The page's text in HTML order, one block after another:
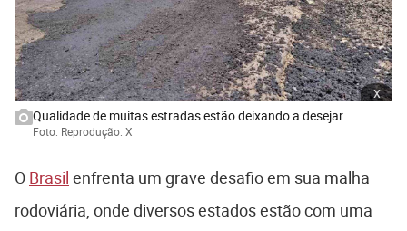
x
Qualidade de muitas estradas estão deixando a desejar
Foto: Reprodução: X
O Brasil enfrenta um grave desafio em sua malha
rodoviária, onde diversos estados estão com uma